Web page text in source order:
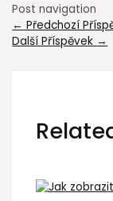
Post navigation
← Předchozí
Další Příspěvek →